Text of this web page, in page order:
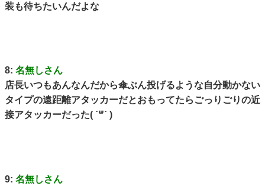
装も待ちたいんだよな
8: 名無しさん
店長いつもあんなんだから傘ぶん投げるような自分動かない
タイプの遠距離アタッカーだとおもってたらごっりごりの近
接アタッカーだった( ˙꒳​˙ )
9: 名無しさん